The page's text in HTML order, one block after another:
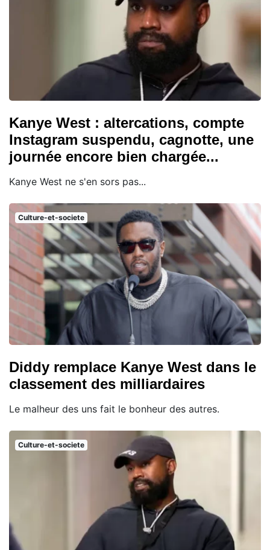
Kanye West : altercations, compte
Instagram suspendu, cagnotte, une
journée encore bien chargée...
Kanye West ne s'en sors pas...
Culture-et-societe
Diddy remplace Kanye West dans le
classement des milliardaires
Le malheur des uns fait le bonheur des autres.
Culture-et-societe